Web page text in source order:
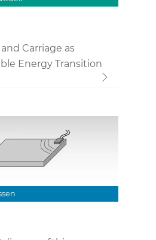
Carriage as
Energy Transition